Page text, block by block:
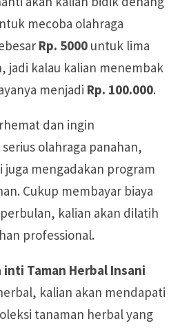
mecoba olahraga
Rp. 5000 untuk lima
jadi kalau kalian menembak
menjadi Rp. 100.000.
dan ingin
olahraga panahan,
juga mengadakan program
Cukup membayar biaya
perbulan, kalian akan dilatih
professional.
inti Taman Herbal Insani
kalian akan mendapati
tanaman herbal yang